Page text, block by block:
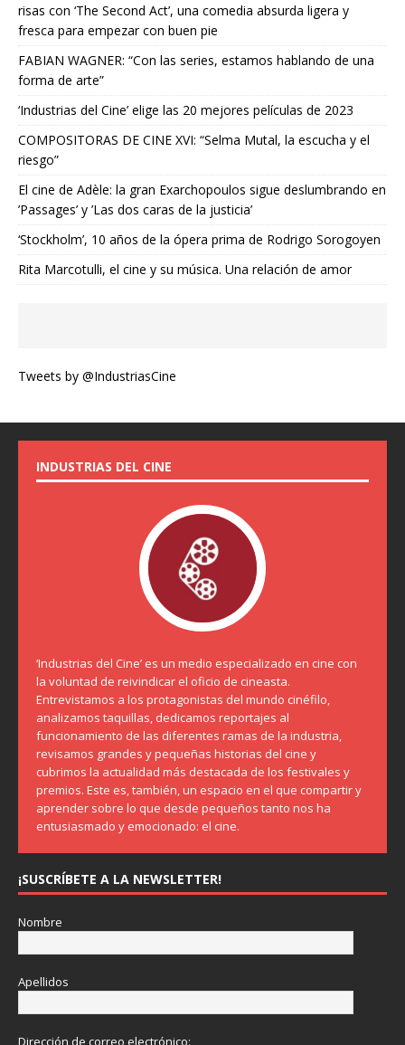
risas con ‘The Second Act’, una comedia absurda ligera y
fresca para empezar con buen pie
FABIAN WAGNER: “Con las series, estamos hablando de una
forma de arte”
‘Industrias del Cine’ elige las 20 mejores películas de 2023
COMPOSITORAS DE CINE XVI: “Selma Mutal, la escucha y el
riesgo”
El cine de Adèle: la gran Exarchopoulos sigue deslumbrando en
’Passages’ y ’Las dos caras de la justicia’
‘Stockholm’, 10 años de la ópera prima de Rodrigo Sorogoyen
Rita Marcotulli, el cine y su música. Una relación de amor
Tweets by @IndustriasCine
INDUSTRIAS DEL CINE
‘Industrias del Cine’ es un medio especializado en cine con
la voluntad de reivindicar el oficio de cineasta.
Entrevistamos a los protagonistas del mundo cinéfilo,
analizamos taquillas, dedicamos reportajes al
funcionamiento de las diferentes ramas de la industria,
revisamos grandes y pequeñas historias del cine y
cubrimos la actualidad más destacada de los festivales y
premios. Este es, también, un espacio en el que compartir y
aprender sobre lo que desde pequeños tanto nos ha
entusiasmado y emocionado: el cine.
¡SUSCRÍBETE A LA NEWSLETTER!
Nombre
Apellidos
Dirección de correo electrónico: